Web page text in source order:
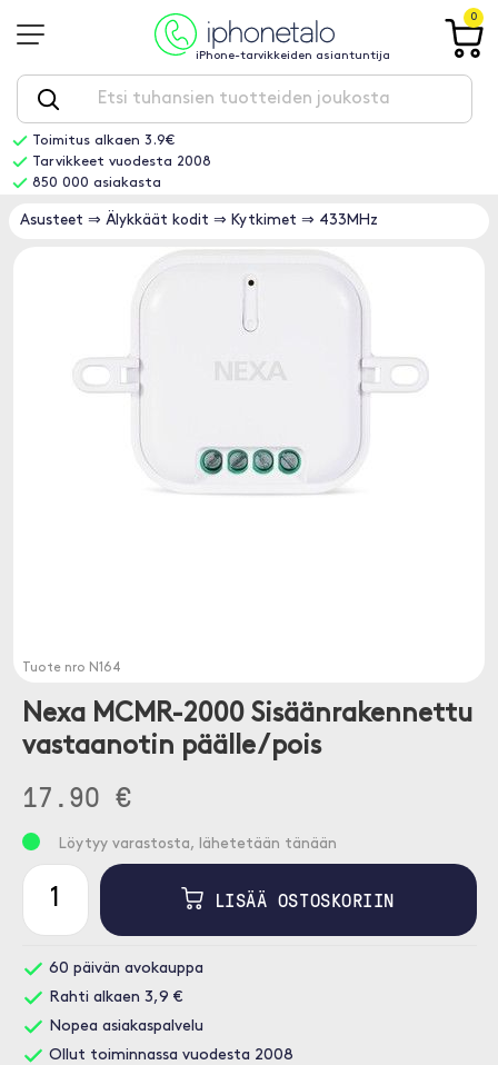
iPhone-tarvikkeiden asiantuntija
0
Toimitus alkaen 3.9€
Tarvikkeet vuodesta 2008
850 000 asiakasta
Asusteet ⇒ Älykkäät kodit ⇒ Kytkimet ⇒ 433MHz
Tuote nro N164
Nexa MCMR-2000 Sisäänrakennettu
vastaanotin päälle / pois
17.90 €
Löytyy varastosta, lähetetään tänään
LISÄÄ OSTOSKORIIN
60 päivän avokauppa
Rahti alkaen 3,9 €
Nopea asiakaspalvelu
Ollut toiminnassa vuodesta 2008